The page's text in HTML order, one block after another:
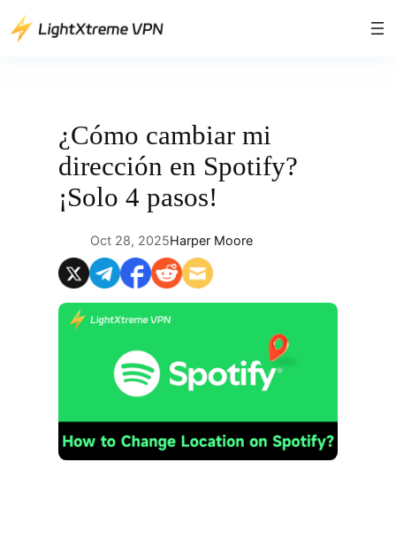
Saltar
¿Cómo cambiar mi
dirección en Spotify?
¡Solo 4 pasos!
Oct 28, 2025Harper Moore